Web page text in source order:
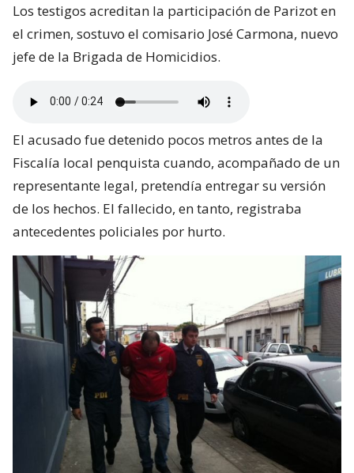
Los testigos acreditan la participación de Parizot en
el crimen, sostuvo el comisario José Carmona, nuevo
jefe de la Brigada de Homicidios.
El acusado fue detenido pocos metros antes de la
Fiscalía local penquista cuando, acompañado de un
representante legal, pretendía entregar su versión
de los hechos. El fallecido, en tanto, registraba
antecedentes policiales por hurto.